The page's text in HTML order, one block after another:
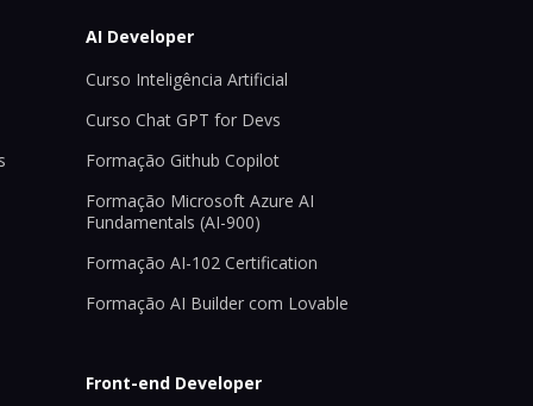
AI Developer
Curso Inteligência Artificial
Curso Chat GPT for Devs
Formação Github Copilot
Formação Microsoft Azure AI
Fundamentals (AI-900)
Formação AI-102 Certification
Formação AI Builder com Lovable
Front-end Developer